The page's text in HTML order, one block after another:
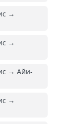
→
→
→ Айи-
→